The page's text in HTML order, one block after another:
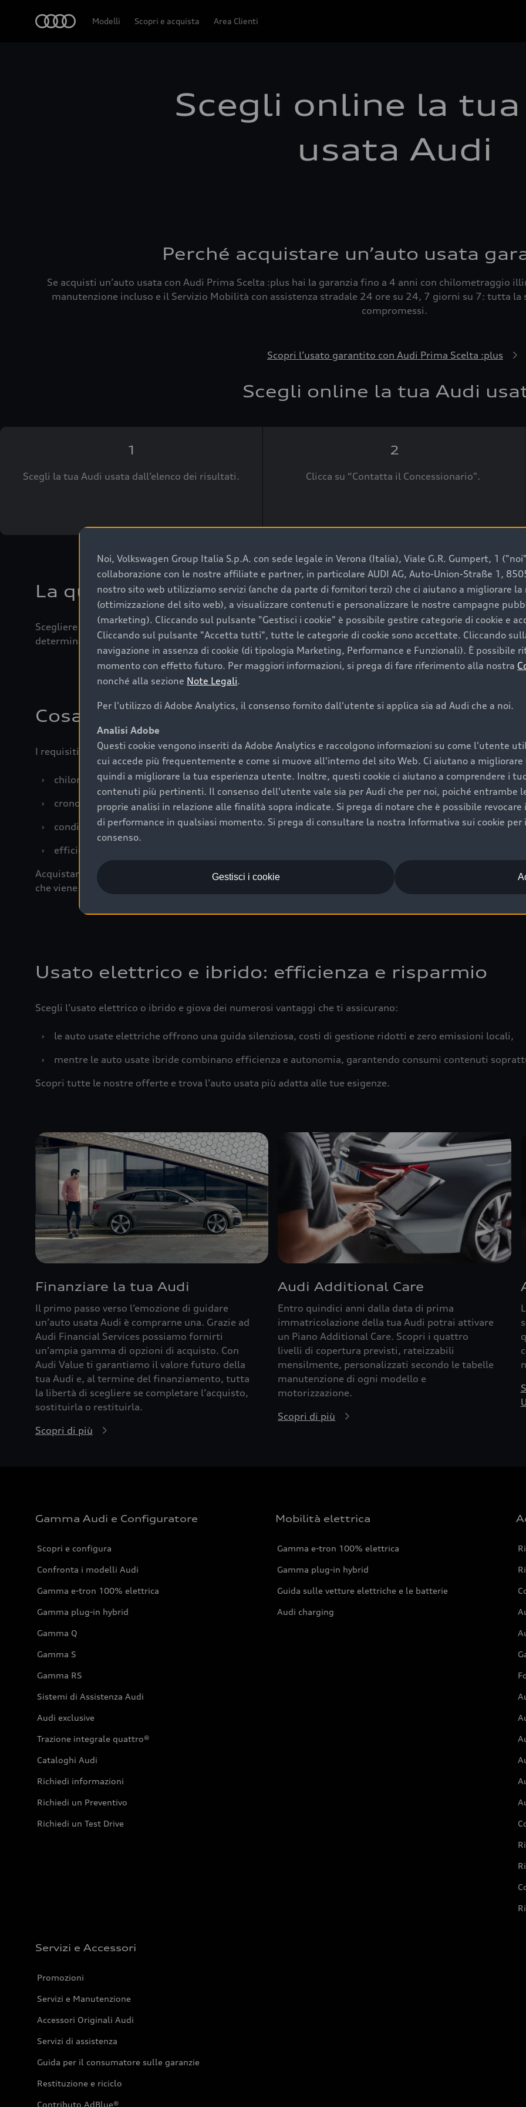
Modelli Scopri e acquista Area Clienti
Scegli online la
usata Audi
Perché acquistare un’auto usata
Se acquisti un’auto usata con Audi Prima Scelta :plus hai la garanzia fino a 4 anni con chilometraggio
manutenzione incluso e il Servizio Mobilità con assistenza stradale 24 ore su 24, 7 giorni su 7: tutta la
compromessi.
Scopri l’usato garantito con Audi Prima Scelta :plus
Scegli online la tua Audi
1
Scegli la tua Audi usata dall’elenco dei risultati.
2
Clicca su “Contatta il Concessionario".
La qualità di acquistare un’auto usata Audi
Scegliere un’auto usata è una decisione che coniuga convenienza, affidabilità e sostenibilità. Per fare un
determinanti come la garanzia inclusa e l’affidabilità del marchio. Audi offre l’auto usata perfetta tramite
Cosa sapere prima di acquistare la tua prossima
I requisiti fondamentali da considerare prima di acquistare un’auto usata, oltre al prezzo e all'aspetto,
›
chilometraggio: un valore contenuto corrisponde a uno stato migliore del veicolo e a una maggiore
›
cronologia dei tagliandi: una documentazione completa della vettura certifica una manutenzione
›
condizioni della carrozzeria e degli interni: una buona conservazione evidenzia cura e attenzione del
›
efficienza meccanica: motore, trasmissione e componenti principali in ottimo stato garantiscono
Acquistare un’auto usata in una Concessionaria ufficiale Audi che offre l’usato garantito tramite Audi
che viene sottoposto a 110 controlli approfonditi e coperto da garanzia fino a 4 anni per una maggiore
Usato elettrico e ibrido: efficienza e risparmio
Scegli l’usato elettrico o ibrido e giova dei numerosi vantaggi che ti assicurano:
›
le auto usate elettriche offrono una guida silenziosa, costi di gestione ridotti e zero emissioni locali,
›
mentre le auto usate ibride combinano efficienza e autonomia, garantendo consumi contenuti
Scopri tutte le nostre offerte e trova l’auto usata più adatta alle tue esigenze.
Finanziare la tua Audi
Il primo passo verso l’emozione di guidare
un’auto usata Audi è comprarne una. Grazie ad
Audi Financial Services possiamo fornirti
un’ampia gamma di opzioni di acquisto. Con
Audi Value ti garantiamo il valore futuro della
tua Audi e, al termine del finanziamento, tutta
la libertà di scegliere se completare l’acquisto,
sostituirla o restituirla.
Scopri di più
Audi Additional Care
Entro quindici anni dalla data di prima
immatricolazione della tua Audi potrai attivare
un Piano Additional Care. Scopri i quattro
livelli di copertura previsti, rateizzabili
mensilmente, personalizzati secondo le tabelle
manutenzione di ogni modello e
motorizzazione.
Scopri di più
Gamma Audi e Configuratore
Scopri e configura
Confronta i modelli Audi
Gamma e-tron 100% elettrica
Gamma plug-in hybrid
Gamma Q
Gamma S
Gamma RS
Sistemi di Assistenza Audi
Audi exclusive
Trazione integrale quattro®
Cataloghi Audi
Richiedi informazioni
Richiedi un Preventivo
Richiedi un Test Drive
Mobilità elettrica
Gamma e-tron 100% elettrica
Gamma plug-in hybrid
Guida sulle vetture elettriche e le batterie
Audi charging
Servizi e Accessori
Promozioni
Servizi e Manutenzione
Accessori Originali Audi
Servizi di assistenza
Guida per il consumatore sulle garanzie
Restituzione e riciclo
Contributo AdBlue®
Noi, Volkswagen Group Italia S.p.A. con sede legale in Verona (Italia), Viale G.R. Gumpert, 1
collaborazione con le nostre affiliate e partner, in particolare AUDI AG, Auto-Union-Straße 1,
nostro sito web utilizziamo servizi (anche da parte di fornitori terzi) che ci aiutano a migliorare la
(ottimizzazione del sito web), a visualizzare contenuti e personalizzare le nostre campagne
(marketing). Cliccando sul pulsante "Gestisci i cookie" è possibile gestire categorie di cookie e
Cliccando sul pulsante "Accetta tutti", tutte le categorie di cookie sono accettate. Cliccando
navigazione in assenza di cookie (di tipologia Marketing, Performance e Funzionali). È possibile
momento con effetto futuro. Per maggiori informazioni, si prega di fare riferimento alla nostra
nonché alla sezione Note Legali.
Per l'utilizzo di Adobe Analytics, il consenso fornito dall'utente si applica sia ad Audi che a noi.
Analisi Adobe
Questi cookie vengono inseriti da Adobe Analytics e raccolgono informazioni su come l'utente
cui accede più frequentemente e come si muove all'interno del sito Web. Ci aiutano a
quindi a migliorare la tua esperienza utente. Inoltre, questi cookie ci aiutano a comprendere i
contenuti più pertinenti. Il consenso dell'utente vale sia per Audi che per noi, poiché entrambe
proprie analisi in relazione alle finalità sopra indicate. Si prega di notare che è possibile
di performance in qualsiasi momento. Si prega di consultare la nostra Informativa sui cookie per
consenso.
Gestisci i cookie